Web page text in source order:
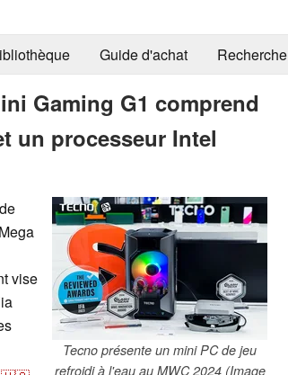
Guide d'achat Recherche
Gaming G1 comprend
un processeur Intel
Tecno présente un mini PC de jeu
refroidi à l'eau au MWC 2024 (Image
vise